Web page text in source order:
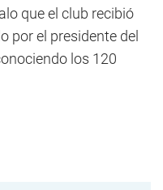
que el club recibió
por el presidente del
los 120